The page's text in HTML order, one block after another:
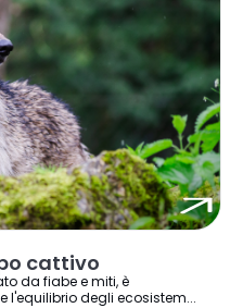
cattivo
da fiabe e miti, è
l'equilibrio degli ecosistem...